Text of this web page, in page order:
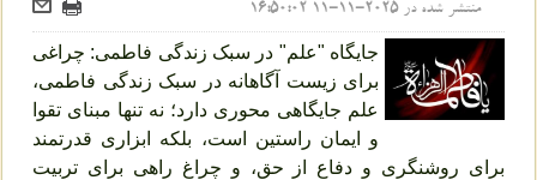
منتشر شده در2025-11-11 16:50:02
جایگاه "علم" در سبک زندگی فاطمی: چراغی
برای زیست آگاهانه در سبک زندگی فاطمی،
علم جایگاهی محوری دارد؛ نه تنها مبنای تقوا
و ایمان راستین است، بلکه ابزاری قدرتمند
برای روشنگری و دفاع از حق، و چراغ راهی برای تربیت